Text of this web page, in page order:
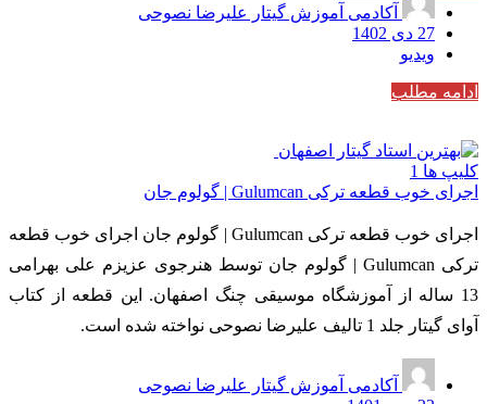
آکادمی آموزش گیتار علیرضا نصوحی
27 دی 1402
ویدیو
ادامه مطلب
کلیپ ها 1
اجرای خوب قطعه ترکی Gulumcan | گولوم جان
اجرای خوب قطعه ترکی Gulumcan | گولوم جان اجرای خوب قطعه
ترکی Gulumcan | گولوم جان توسط هنرجوی عزیزم علی بهرامی
13 ساله از آموزشگاه موسیقی چنگ اصفهان. این قطعه از کتاب
آوای گیتار جلد 1 تالیف علیرضا نصوحی نواخته شده است.
آکادمی آموزش گیتار علیرضا نصوحی